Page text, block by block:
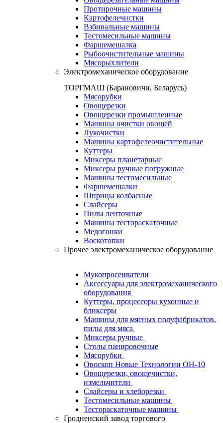
Протирочные машины
Картофелечистки
Взбивальные машины
Тестомесильные машины
Фаршемешалка
Рыбоочистительные машины
Мясорыхлители
Электромеханическое оборудование
ТОРГМАШ (Барановичи, Беларусь)
Мясорубки
Овощерезки
Овощерезки промышленные
Машины очистки овощей
Лукочистки
Машины картофелеочистительные
Куттеры
Миксеры планетарные
Миксеры ручные погружные
Машины тестомесильные
Фаршемешалки
Шприцы колбасные
Слайсеры
Пилы ленточные
Машины тестораскаточные
Медогонки
Воскотопки
Прочее электромеханическое оборудование
Мукопросеиватели
Аксессуары для электромеханического
оборудования
Куттеры, процессоры кухонные и
бликсеры
Машины для мясных полуфабрикатов,
пилы для мяса
Миксеры ручные
Столы панировочные
Мясорубки
Овоскоп Новые Технологии ОН-10
Овощерезки, овощечистки,
измельчители
Слайсеры и хлеборезки
Тестомесильные машины
Тестораскаточные машины
Гродненский завод торгового